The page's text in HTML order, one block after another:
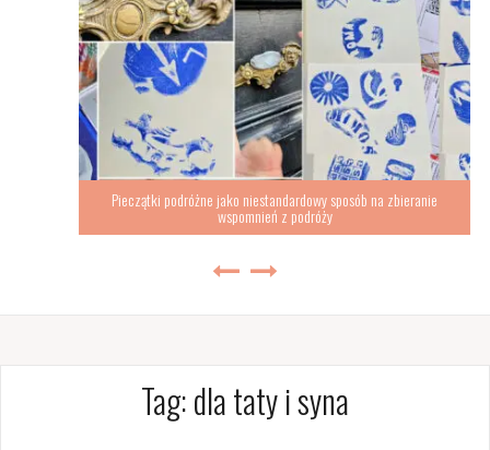
Pieczątki podróżne jako niestandardowy sposób na zbieranie
wspomnień z podróży
Tag:dla taty i syna